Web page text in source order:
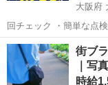
大阪府
回チェック ・簡単な点検
内容…
大阪 大阪市 そ
街ブ
｜写
時給